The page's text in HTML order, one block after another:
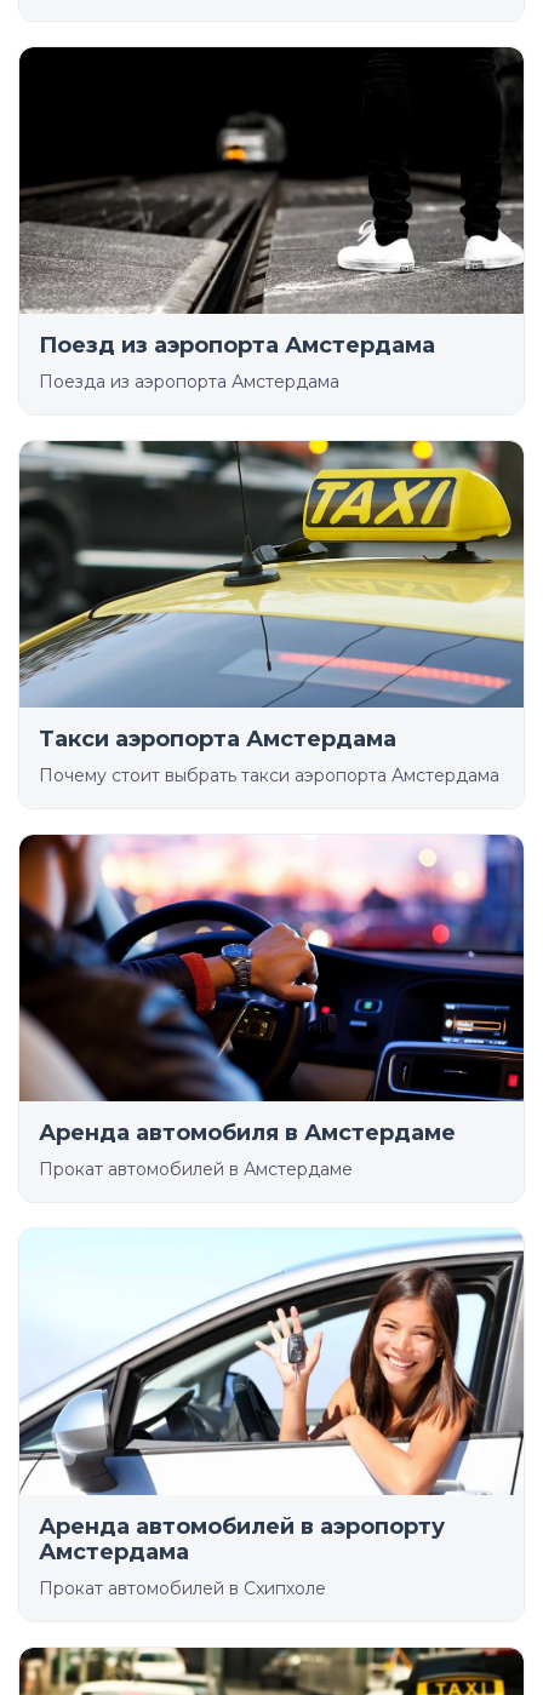
Поезд из аэропорта Амстердама
Поезда из аэропорта Амстердама
Такси аэропорта Амстердама
Почему стоит выбрать такси аэропорта Амстердама
Аренда автомобиля в Амстердаме
Прокат автомобилей в Амстердаме
Аренда автомобилей в аэропорту
Амстердама
Прокат автомобилей в Схипхоле